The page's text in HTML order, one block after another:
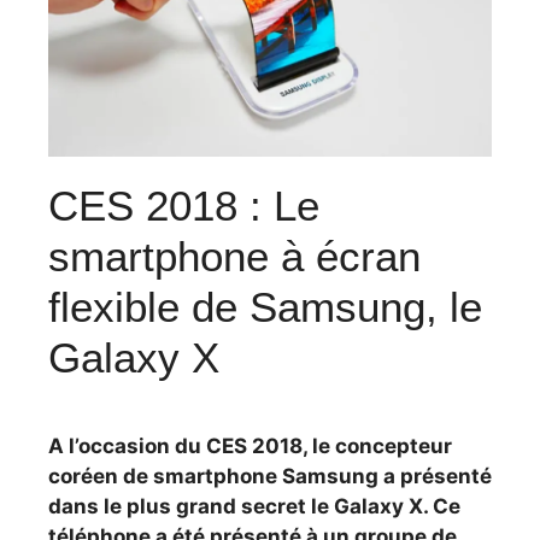
CES 2018 : Le
smartphone à écran
flexible de Samsung, le
Galaxy X
A l’occasion du CES 2018, le concepteur
coréen de smartphone Samsung a présenté
dans le plus grand secret le Galaxy X. Ce